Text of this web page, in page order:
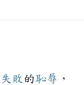
失敗 的恥辱 ，